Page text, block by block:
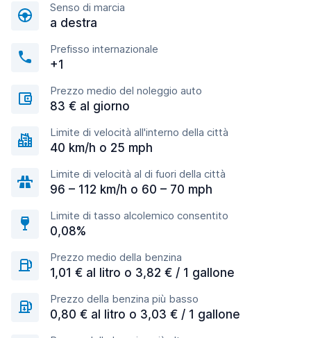
Senso di marcia
a destra
Prefisso internazionale
+1
Prezzo medio del noleggio auto
83 € al giorno
Limite di velocità all'interno della città
40 km/h o 25 mph
Limite di velocità al di fuori della città
96 – 112 km/h o 60 – 70 mph
Limite di tasso alcolemico consentito
0,08%
Prezzo medio della benzina
1,01 € al litro o 3,82 € / 1 gallone
Prezzo della benzina più basso
0,80 € al litro o 3,03 € / 1 gallone